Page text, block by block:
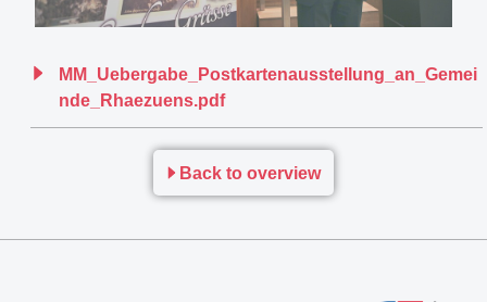
MM_Uebergabe_Postkartenausstellung_an_Gemei
nde_Rhaezuens.pdf
Back to overview